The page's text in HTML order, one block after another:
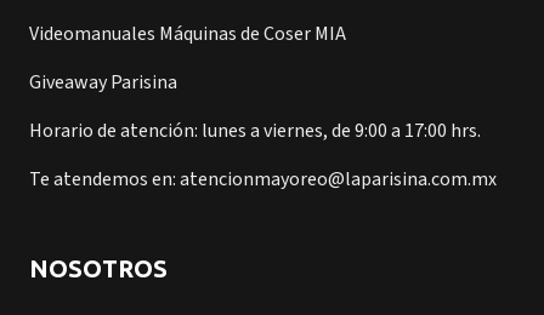
Videomanuales Máquinas de Coser MIA
Giveaway Parisina
Horario de atención: lunes a viernes, de 9:00 a 17:00 hrs.
Te atendemos en: atencionmayoreo@laparisina.com.mx
NOSOTROS